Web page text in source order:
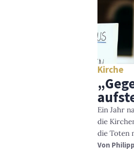
Kirche
Ein Jahr
die
die Toten
Von